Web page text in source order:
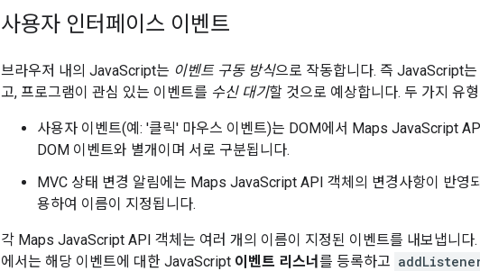
사용자 인터페이스 이벤트
브라우저 내의 JavaScript는 이벤트 구동 방식으로 작동합니다. 즉 JavaScript
고, 프로그램이 관심 있는 이벤트를 수신 대기할 것으로 예상합니다. 두 가지 유
사용자 이벤트(예: '클릭' 마우스 이벤트)는 DOM에서 Maps JavaScript
DOM 이벤트와 별개이며 서로 구분됩니다.
MVC 상태 변경 알림에는 Maps JavaScript API 객체의 변경사항이 반영
용하여 이름이 지정됩니다.
각 Maps JavaScript API 객체는 여러 개의 이름이 지정된 이벤트를 내보냅니다
에서는 해당 이벤트에 대한 JavaScript 이벤트 리스너 를 등록하고